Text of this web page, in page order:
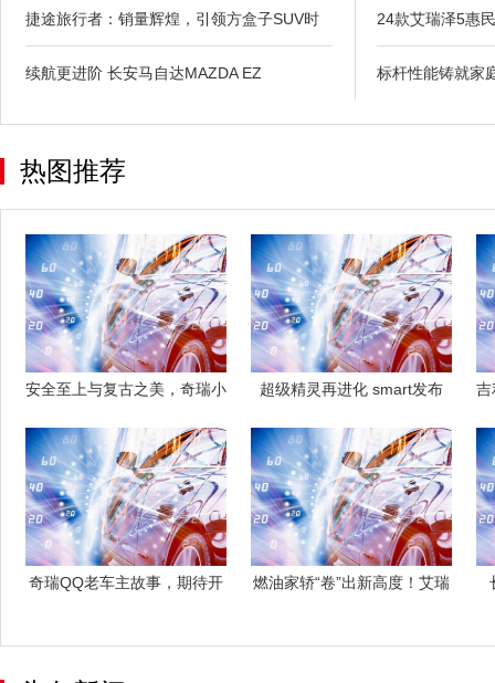
捷途旅行者：销量辉煌，引领方盒子SUV时
续航更进阶 长安马自达MAZDA EZ
24款艾瑞泽5惠
标杆性能铸就家
热图推荐
安全至上与复古之美，奇瑞小
超级精灵再进化 smart发布
吉
奇瑞QQ老车主故事，期待开
燃油家轿“卷”出新高度！艾瑞